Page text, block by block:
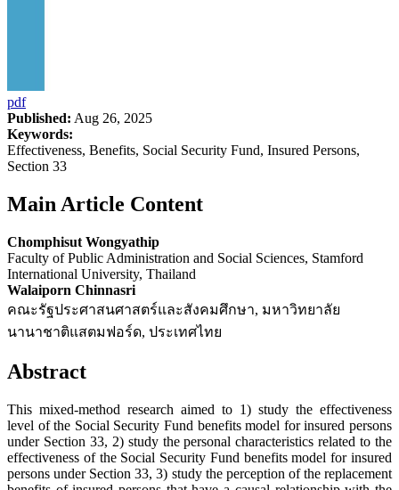
pdf
Published: Aug 26, 2025
Keywords:
Effectiveness, Benefits, Social Security Fund, Insured Persons,
Section 33
Main Article Content
Chomphisut Wongyathip
Faculty of Public Administration and Social Sciences, Stamford
International University, Thailand
Walaiporn Chinnasri
คณะรัฐประศาสนศาสตร์และสังคมศึกษา, มหาวิทยาลัย
นานาชาติแสตมฟอร์ด, ประเทศไทย
Abstract
This mixed-method research aimed to 1) study the effectiveness
level of the Social Security Fund benefits model for insured persons
under Section 33, 2) study the personal characteristics related to the
effectiveness of the Social Security Fund benefits model for insured
persons under Section 33, 3) study the perception of the replacement